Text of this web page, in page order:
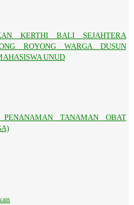
KERTHI BALI SEJAHTERA
ROYONG WARGA DUSUN
UNUD
TANAMAN OBAT